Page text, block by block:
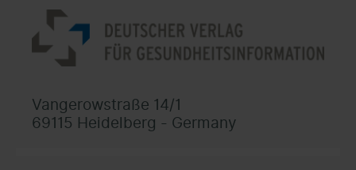
Vangerowstraße 14/1
69115 Heidelberg - Germany